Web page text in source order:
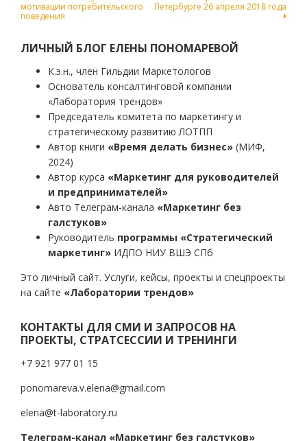
по
мотивации потребительского
поведения
Петербурге 26 апреля 2018 года
ЛИЧНЫЙ БЛОГ ЕЛЕНЫ ПОНОМАРЕВОЙ
К.э.н., член Гильдии Маркетологов
Основатель консалтинговой компании
«Лаборатория трендов»
Председатель комитета по маркетингу и
стратегическому развитию ЛОТПП
Автор книги «Время делать бизнес» (МИФ,
2024)
Автор курса «Маркетинг для руководителей
и предпринимателей»
Авто Телеграм-канала «Маркетинг без
галстуков»
Руководитель программы «Стратегический
маркетинг» ИДПО НИУ ВШЭ СПб
Это личный сайт. Услуги, кейсы, проекты и спецпроекты
на сайте «Лаборатории трендов»
КОНТАКТЫ ДЛЯ СМИ И ЗАПРОСОВ НА
ПРОЕКТЫ, СТРАТСЕССИИ И ТРЕНИНГИ
+7 921 977 01 15
ponomareva.v.elena@gmail.com
elena@t-laboratory.ru
Телеграм-канал «Маркетинг без галстуков»